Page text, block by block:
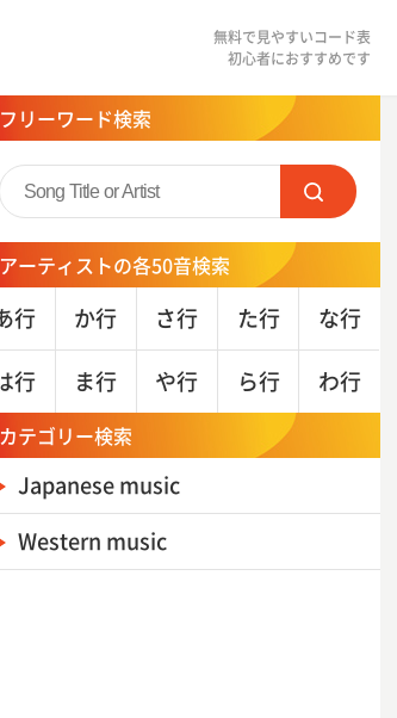
無料で見やすいコード表
初心者におすすめです
フリーワード検索
アーティストの各50音検索
行 か行 さ行 た行 な行
行 ま行 や行 ら行 わ行
カテゴリー検索
Japanese music
Western music